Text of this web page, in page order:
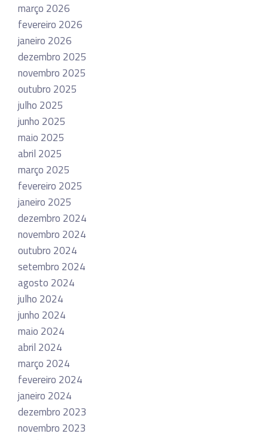
março 2026
fevereiro 2026
janeiro 2026
dezembro 2025
novembro 2025
outubro 2025
julho 2025
junho 2025
maio 2025
abril 2025
março 2025
fevereiro 2025
janeiro 2025
dezembro 2024
novembro 2024
outubro 2024
setembro 2024
agosto 2024
julho 2024
junho 2024
maio 2024
abril 2024
março 2024
fevereiro 2024
janeiro 2024
dezembro 2023
novembro 2023